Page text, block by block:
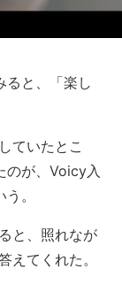
ると、「楽し
ていたとこ
のが、Voicy入
。
と、照れなが
えてくれた。